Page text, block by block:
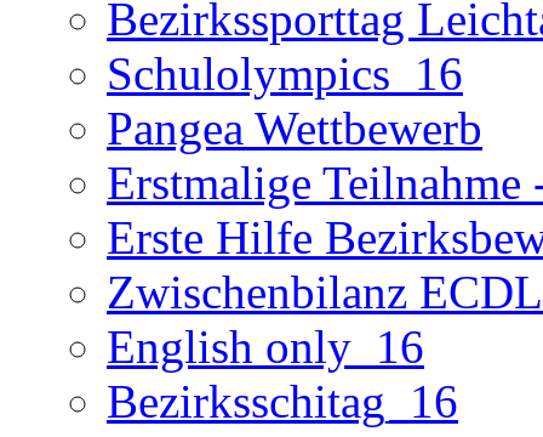
Bezirkssporttag
Schulolympics_16
Pangea Wettbewerb
Erstmalige Teilnahme
Erste Hilfe
Zwischenbilanz
English only_16
Bezirksschitag_16